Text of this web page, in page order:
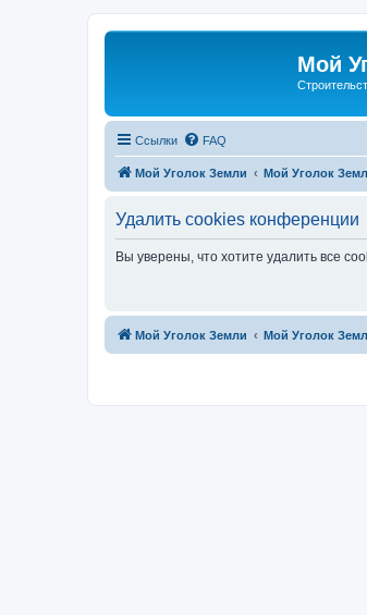
Мой
Ссылки FAQ
Мой Уголок Земли Мой Уголок
Удалить cookies конференции
Вы уверены, что хотите удалить все
Мой Уголок Земли Мой Уголок